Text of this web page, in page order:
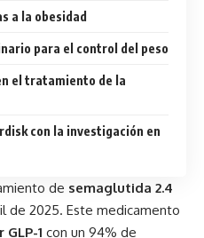
a la obesidad
para el control del peso
el tratamiento de la
con la investigación en
de semaglutida 2.4
de 2025. Este medicamento
1 con un 94% de